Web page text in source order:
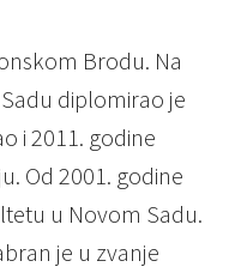
Brodu. Na
diplomirao je
i 2011. godine
Od 2001. godine
u Novom Sadu.
je u zvanje